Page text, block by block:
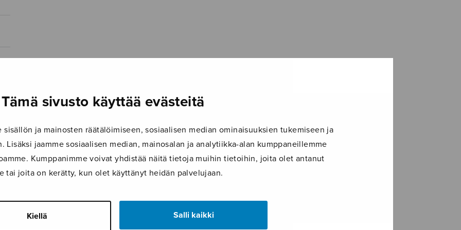
Tämä sivusto käyttää evästeitä
sisällön ja mainosten räätälöimiseen, sosiaalisen median ominaisuuksien tukemiseen ja
Lisäksi jaamme sosiaalisen median, mainosalan ja analytiikka-alan kumppaneillemme
Kumppanimme voivat yhdistää näitä tietoja muihin tietoihin, joita olet antanut
tai joita on kerätty, kun olet käyttänyt heidän palvelujaan.
Kiellä Salli kaikki